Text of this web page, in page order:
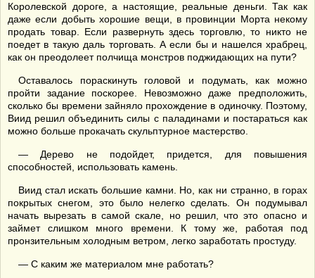
Королевской дороге, а настоящие, реальные деньги. Так как
даже если добыть хорошие вещи, в провинции Морта некому
продать товар. Если развернуть здесь торговлю, то никто не
поедет в такую даль торговать. А если бы и нашелся храбрец,
как он преодолеет полчища монстров поджидающих на пути?
Оставалось пораскинуть головой и подумать, как можно
пройти задание поскорее. Невозможно даже предположить,
сколько бы времени зайняло прохождение в одиночку. Поэтому,
Виид решил объединить силы с паладинами и постараться как
можно больше прокачать скульптурное мастерство.
— Дерево не подойдет, придется, для повышения
способностей, использовать камень.
Виид стал искать большие камни. Но, как ни странно, в горах
покрытых снегом, это было нелегко сделать. Он подумывал
начать вырезать в самой скале, но решил, что это опасно и
займет слишком много времени. К тому же, работая под
пронзительным холодным ветром, легко заработать простуду.
— С каким же материалом мне работать?